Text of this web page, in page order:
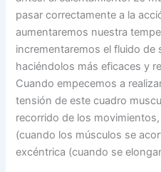
pasar correctamente a la
aumentaremos nuestra
incrementaremos el fluido de
haciéndolos más eficaces y
Cuando empecemos a
tensión de este cuadro
recorrido de los
(cuando los músculos se
excéntrica (cuando se